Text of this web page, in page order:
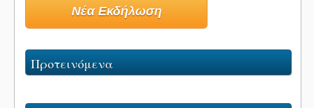
Νέα Εκδήλωση
Προτεινόμενα